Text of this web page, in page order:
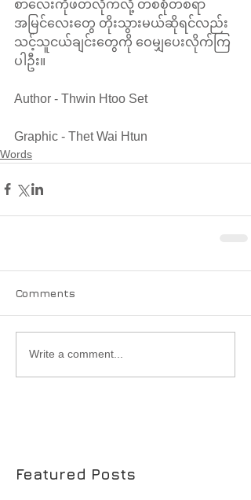
စာလေးကိုဖတ်လိုက်လို့ တစ်စုံတစ်ရာ
အမြင်လေးတွေ တိုးသွားမယ်ဆိုရင်လည်း
သင့်သူငယ်ချင်းတွေကို ဝေမျှပေးလိုက်ကြ
ပါဦး။
Author - Thwin Htoo Set
Graphic - Thet Wai Htun
Words
Comments
Write a comment...
Featured Posts